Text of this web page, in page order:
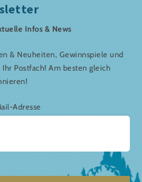
Infos & News
& Neuheiten, Gewinnspiele und
Postfach! Am besten gleich
Adresse